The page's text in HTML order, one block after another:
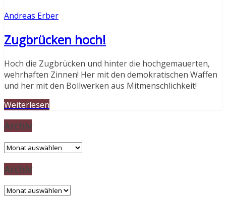
Andreas Erber
Zugbrücken hoch!
Hoch die Zugbrücken und hinter die hochgemauerten,
wehrhaften Zinnen! Her mit den demokratischen Waffen
und her mit den Bollwerken aus Mitmenschlichkeit!
Weiterlesen
Archiv
Archiv
Archiv
Archiv